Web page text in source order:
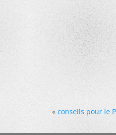
« conseils pour le